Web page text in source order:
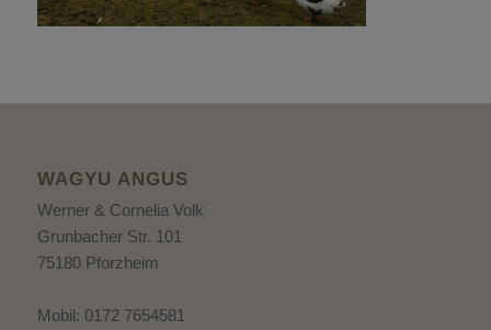
WAGYU ANGUS
Werner & Cornelia Volk
Grunbacher Str. 101
75180 Pforzheim
Mobil: 0172 7654581